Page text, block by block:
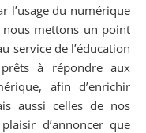
l’usage du numérique
nous mettons un point
service de l’éducation
à répondre aux
afin d’enrichir
aussi celles de nos
d’annoncer que